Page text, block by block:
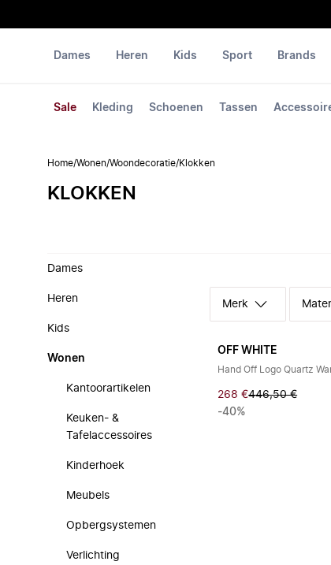
Dames
Sale Kleding Schoenen Tassen
Heren Kids Sport Brands
Home/Wonen/Woondecoratie/Klokken
KLOKKEN
Dames
Heren
Kids
Wonen
Kantoorartikelen
Keuken- &
Tafelaccessoires
Kinderhoek
Meubels
Opbergsystemen
Verlichting
Merk
OFF WHITE
Hand Off Logo Quartz
268 €446,50 €
-40%